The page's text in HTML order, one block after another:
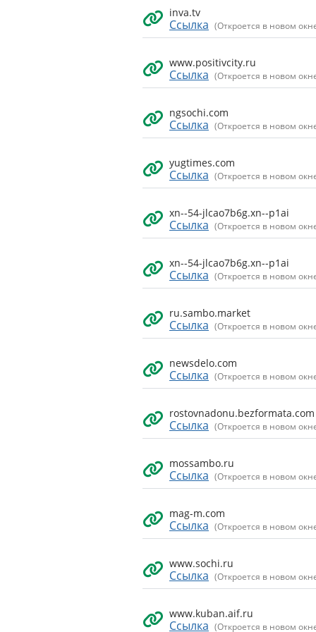
inva.tv
Ссылка (Откроется в новом
www.positivcity.ru
Ссылка (Откроется в новом
ngsochi.com
Ссылка (Откроется в новом
yugtimes.com
Ссылка (Откроется в новом
xn--54-jlcao7b6g.xn--p1ai
Ссылка (Откроется в новом
xn--54-jlcao7b6g.xn--p1ai
Ссылка (Откроется в новом
ru.sambo.market
Ссылка (Откроется в новом
newsdelo.com
Ссылка (Откроется в новом
rostovnadonu.bezformata.com
Ссылка (Откроется в новом
mossambo.ru
Ссылка (Откроется в новом
mag-m.com
Ссылка (Откроется в новом
www.sochi.ru
Ссылка (Откроется в новом
www.kuban.aif.ru
Ссылка (Откроется в новом